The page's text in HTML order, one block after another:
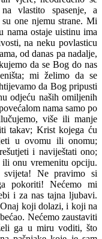
vlastito spasenje, a
one njemu strane. Mi
ostaje uistinu ima
na neku povlasticu
od danas pa nadalje,
da se Bog do nas
mi želimo da se
da Bog pripusti
odjeću naših omiljenih
nama samo po
više ili manje
takav; Krist kojega ću
u ovomu ili onomu;
i naviještati ono;
onu vremenitu opciju.
Ne pravimo si
pokoriti! Nećemo mi
i za nas tajna ljubavi.
koji dolazi, i koji na
Nećemo zaustaviti
ga u miru voditi, što